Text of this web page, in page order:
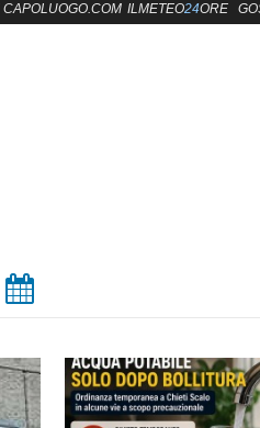
CAPOLUOGO.COM ILMETEO24ORE